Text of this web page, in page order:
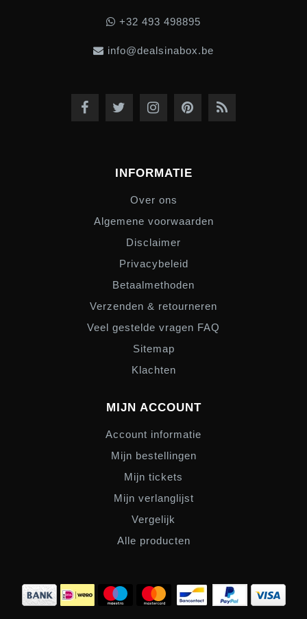
+32 493 498895
info@dealsinabox.be
INFORMATIE
Over ons
Algemene voorwaarden
Disclaimer
Privacybeleid
Betaalmethoden
Verzenden & retourneren
Veel gestelde vragen FAQ
Sitemap
Klachten
MIJN ACCOUNT
Account informatie
Mijn bestellingen
Mijn tickets
Mijn verlanglijst
Vergelijk
Alle producten